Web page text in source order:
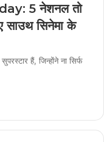
5 नेशनल तो
साउथ सिनेमा के
हैं, जिन्होंने ना सिर्फ